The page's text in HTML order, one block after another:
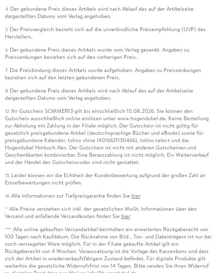
4 Der gebundene Preis dieses Artikels wird nach Ablauf des auf der Artikelseite
dargestellten Datums vom Verlag angehoben.
5 Der Preisvergleich bezieht sich auf die unverbindliche Preisempfehlung (UVP) des
Herstellers.
6 Der gebundene Preis dieses Artikels wurde vom Verlag gesenkt. Angaben zu
Preissenkungen beziehen sich auf den vorherigen Preis.
7 Die Preisbindung dieses Artikels wurde aufgehoben. Angaben zu Preissenkungen
beziehen sich auf den letzten gebundenen Preis.
8 Der gebundene Preis dieses Artikels wird nach Ablauf des auf der Artikelseite
dargestellten Datums vom Verlag angehoben.
12 Ihr Gutschein SOMMER13 gilt bis einschließlich 10.08.2026. Sie können den
Gutschein ausschließlich online einlösen unter www.hugendubel.de. Keine Bestellung
zur Abholung mit Zahlung in der Filiale möglich. Der Gutschein ist nicht gültig für
gesetzlich preisgebundene Artikel (deutschsprachige Bücher und eBooks) sowie für
preisgebundene Kalender, tolino shine (4016621130466), tolino select und das
Hugendubel Hörbuch Abo. Der Gutschein ist nicht mit anderen Gutscheinen und
Geschenkkarten kombinierbar. Eine Barauszahlung ist nicht möglich. Ein Weiterverkauf
und der Handel des Gutscheincodes sind nicht gestattet.
15 Leider können wir die Echtheit der Kundenbewertung aufgrund der großen Zahl an
Einzelbewertungen nicht prüfen.
16 Alle Informationen zur Tiefpreisgarantie finden Sie hier
* Alle Preise verstehen sich inkl. der gesetzlichen MwSt. Informationen über den
Versand und anfallende Versandkosten finden Sie hier
*** Alle online gekauften Versandartikel beinhalten ein erweitertes Rückgaberecht von
100 Tagen nach Kaufdatum. Die Rücknahme von Bild-, Ton- und Datenträgern ist nur bei
noch versiegelter Ware möglich. Für in der Filiale gekaufte Artikel gilt ein
Rückgaberecht von 4 Wochen. Voraussetzung ist die Vorlage des Kassenbons und dass
sich der Artikel in wiederverkaufsfähigem Zustand befindet. Für digitale Produkte gilt
weiterhin die gesetzliche Widerrufsfrist von 14 Tagen. Bitte senden Sie Ihren Widerruf